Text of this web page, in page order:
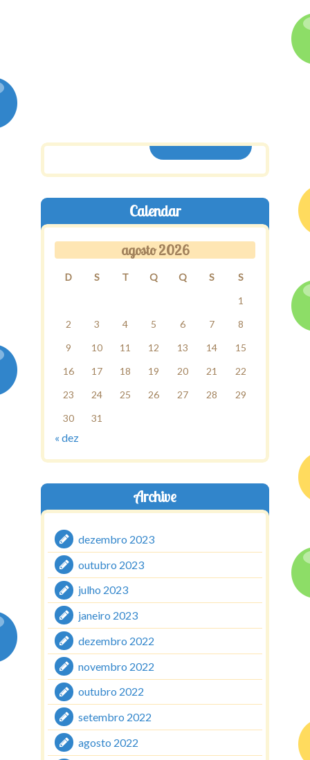
ASSINE AQUI
Calendar
agosto 2026
D S T Q Q S
S
1
2
3 4 5 6 7
8
9
10 11 12 13 14
15
16
17 18 19 20 21
22
23
24 25 26 27 28
29
30
31
« dez
Archive
dezembro 2023
outubro 2023
julho 2023
janeiro 2023
dezembro 2022
novembro 2022
outubro 2022
setembro 2022
agosto 2022